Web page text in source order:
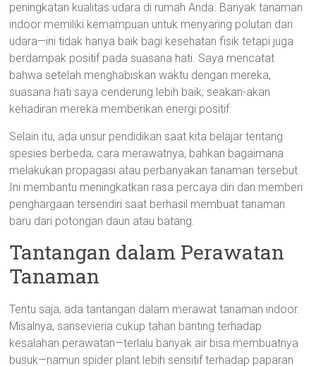
peningkatan kualitas udara di rumah Anda. Banyak tanaman
indoor memiliki kemampuan untuk menyaring polutan dari
udara—ini tidak hanya baik bagi kesehatan fisik tetapi juga
berdampak positif pada suasana hati. Saya mencatat
bahwa setelah menghabiskan waktu dengan mereka,
suasana hati saya cenderung lebih baik; seakan-akan
kehadiran mereka memberikan energi positif.
Selain itu, ada unsur pendidikan saat kita belajar tentang
spesies berbeda, cara merawatnya, bahkan bagaimana
melakukan propagasi atau perbanyakan tanaman tersebut.
Ini membantu meningkatkan rasa percaya diri dan memberi
penghargaan tersendiri saat berhasil membuat tanaman
baru dari potongan daun atau batang.
Tantangan dalam Perawatan
Tanaman
Tentu saja, ada tantangan dalam merawat tanaman indoor.
Misalnya, sansevieria cukup tahan banting terhadap
kesalahan perawatan—terlalu banyak air bisa membuatnya
busuk—namun spider plant lebih sensitif terhadap paparan